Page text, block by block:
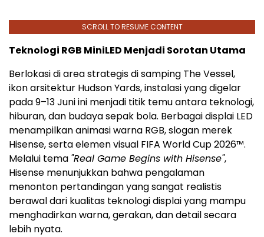
SCROLL TO RESUME CONTENT
Teknologi RGB MiniLED Menjadi Sorotan Utama
Berlokasi di area strategis di samping The Vessel,
ikon arsitektur Hudson Yards, instalasi yang digelar
pada 9–13 Juni ini menjadi titik temu antara teknologi,
hiburan, dan budaya sepak bola. Berbagai displai LED
menampilkan animasi warna RGB, slogan merek
Hisense, serta elemen visual FIFA World Cup 2026™.
Melalui tema "Real Game Begins with Hisense",
Hisense menunjukkan bahwa pengalaman
menonton pertandingan yang sangat realistis
berawal dari kualitas teknologi displai yang mampu
menghadirkan warna, gerakan, dan detail secara
lebih nyata.